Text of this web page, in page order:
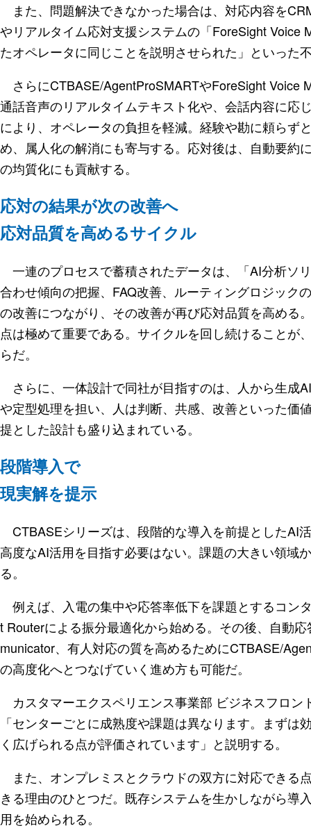
また、問題解決できなかった場合は、対応内容を
やリアルタイム応対支援システムの「ForeSight Voice
たオペレータに同じことを説明させられた」といった
さらにCTBASE/AgentProSMARTやForeSight Voice
通話音声のリアルタイムテキスト化や、会話内容に応
により、オペレータの負担を軽減。経験や勘に頼らず
め、属人化の解消にも寄与する。応対後は、自動要約
の均質化にも貢献する。
応対の結果が次の改善へ
応対品質を高めるサイクル
一連のプロセスで蓄積されたデータは、「AI分析ソ
合わせ傾向の把握、FAQ改善、ルーティングロジック
の改善につながり、その改善が再び応対品質を高める
点は極めて重要である。サイクルを回し続けることが
らだ。
さらに、一体設計で同社が目指すのは、人から生成
や定型処理を担い、人は判断、共感、改善といった価
提とした設計も盛り込まれている。
段階導入で
現実解を提示
CTBASEシリーズは、段階的な導入を前提としたAI
高度なAI活用を目指す必要はない。課題の大きい領域
る。
例えば、入電の集中や応答率低下を課題とするコン
t Routerによる振分最適化から始める。その後、自動
municator、有人対応の質を高めるためにCTBASE/
の高度化へとつなげていく進め方も可能だ。
カスタマーエクスペリエンス事業部 ビジネスフロン
「センターごとに成熟度や課題は異なります。まず
く広げられる点が評価されています」と説明する。
また、オンプレミスとクラウドの双方に対応できる
きる理由のひとつだ。既存システムを生かしながら導
用を始められる。